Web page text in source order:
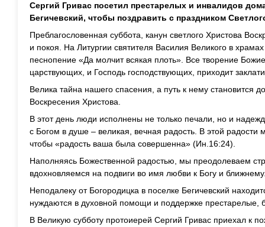
Сергий Гривас посетил престарелых и инвалидов
Бегичевский, чтобы поздравить с праздником
Преблагословенная суббота, канун светлого Христова
и покоя. На Литургии святителя Василия Великого в
песнопение «Да молчит всякая плоть». Все творение
царствующих, и Господь господствующих, приходит
Велика тайна нашего спасения, а путь к нему становится
Воскресения Христова.
В этот день люди исполнены не только печали, но и
с Богом в душе – великая, вечная радость. В этой радости
чтобы «радость ваша была совершенна» (Ин.16:24).
Наполняясь Божественной радостью, мы преодолеваем
вдохновляемся на подвиги во имя любви к Богу и
Неподалеку от Богородицка в поселке Бегичевский
нуждаются в духовной помощи и поддержке престарелые,
В Великую субботу протоиерей Сергий Гривас приехал к